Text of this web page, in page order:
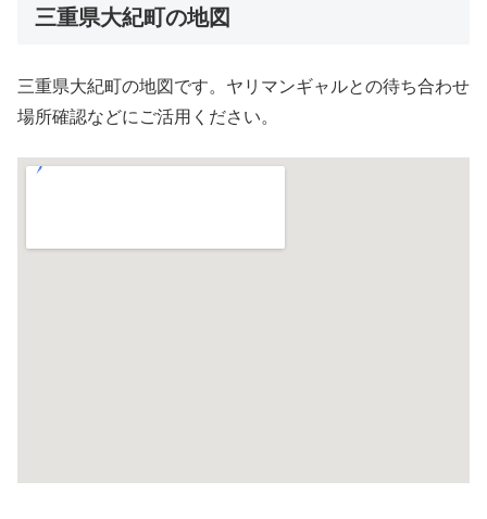
三重県大紀町の地図
三重県大紀町の地図です。ヤリマンギャルとの待ち合わせ
場所確認などにご活用ください。